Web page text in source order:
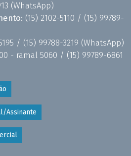
(WhatsApp)
(15) 2102-5110 / (15) 99789-
/ (15) 99788-3219 (WhatsApp)
- ramal 5060 / (15) 99789-6861
Assinante